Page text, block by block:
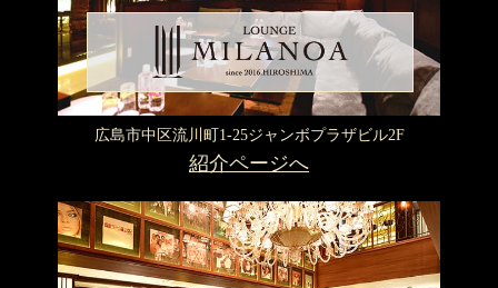
広島市中区流川町1-25ジャンボプラザビル2F
紹介ページへ